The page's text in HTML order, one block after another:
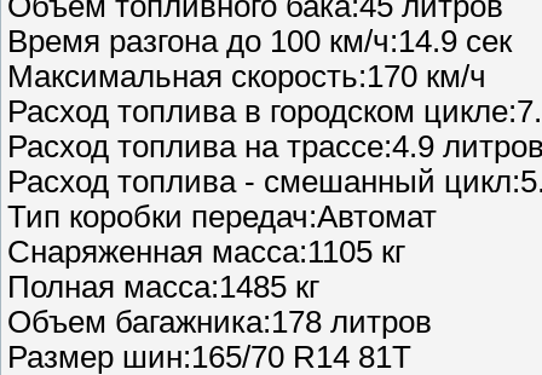
Время разгона до 100 км/ч:14.9 сек
Максимальная скорость:170 км/ч
Расход топлива в городском
Расход топлива на трассе:4.9
Расход топлива - смешанный
Тип коробки передач:Автомат
Снаряженная масса:1105 кг
Полная масса:1485 кг
Объем багажника:178 литров
Размер шин:165/70 R14 81T